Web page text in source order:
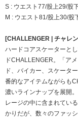
S : ウエスト77/股上29/股
M : ウエスト81/股上30/股
[CHALLENGER | チャレ
ハードコアスケーターと
ドCHALLENGER。「ア
ド、バイカー、スケータ
番的なアイテムながらも
濃いラインナップを展開
レージの中に含まれてい
かりだが、数々のファッ